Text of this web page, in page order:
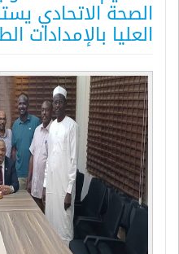
الصحة الاتحادي
العليا بالإمدادات